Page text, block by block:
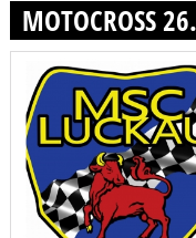
MOTOCROSS